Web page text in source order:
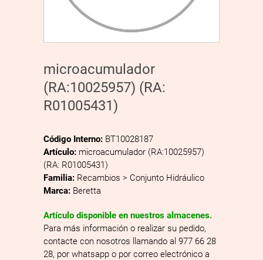
microacumulador
(RA:10025957) (RA:
R01005431)
Código Interno: BT10028187
Artículo: microacumulador (RA:10025957)
(RA: R01005431)
Familia: Recambios > Conjunto Hidráulico
Marca: Beretta
Artículo disponible en nuestros almacenes.
Para más información o realizar su pedido,
contacte con nosotros llamando al 977 66 28
28, por whatsapp o por correo electrónico a